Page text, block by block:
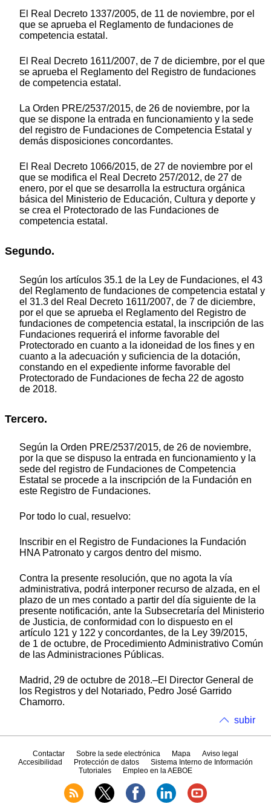
El Real Decreto 1337/2005, de 11 de noviembre, por el
que se aprueba el Reglamento de fundaciones de
competencia estatal.
El Real Decreto 1611/2007, de 7 de diciembre, por el que
se aprueba el Reglamento del Registro de fundaciones
de competencia estatal.
La Orden PRE/2537/2015, de 26 de noviembre, por la
que se dispone la entrada en funcionamiento y la sede
del registro de Fundaciones de Competencia Estatal y
demás disposiciones concordantes.
El Real Decreto 1066/2015, de 27 de noviembre por el
que se modifica el Real Decreto 257/2012, de 27 de
enero, por el que se desarrolla la estructura orgánica
básica del Ministerio de Educación, Cultura y deporte y
se crea el Protectorado de las Fundaciones de
competencia estatal.
Segundo.
Según los artículos 35.1 de la Ley de Fundaciones, el 43
del Reglamento de fundaciones de competencia estatal y
el 31.3 del Real Decreto 1611/2007, de 7 de diciembre,
por el que se aprueba el Reglamento del Registro de
fundaciones de competencia estatal, la inscripción de las
Fundaciones requerirá el informe favorable del
Protectorado en cuanto a la idoneidad de los fines y en
cuanto a la adecuación y suficiencia de la dotación,
constando en el expediente informe favorable del
Protectorado de Fundaciones de fecha 22 de agosto
de 2018.
Tercero.
Según la Orden PRE/2537/2015, de 26 de noviembre,
por la que se dispuso la entrada en funcionamiento y la
sede del registro de Fundaciones de Competencia
Estatal se procede a la inscripción de la Fundación en
este Registro de Fundaciones.
Por todo lo cual, resuelvo:
Inscribir en el Registro de Fundaciones la Fundación
HNA Patronato y cargos dentro del mismo.
Contra la presente resolución, que no agota la vía
administrativa, podrá interponer recurso de alzada, en el
plazo de un mes contado a partir del día siguiente de la
presente notificación, ante la Subsecretaría del Ministerio
de Justicia, de conformidad con lo dispuesto en el
artículo 121 y 122 y concordantes, de la Ley 39/2015,
de 1 de octubre, de Procedimiento Administrativo Común
de las Administraciones Públicas.
Madrid, 29 de octubre de 2018.–El Director General de
los Registros y del Notariado, Pedro José Garrido
Chamorro.
subir
Contactar Sobre la sede electrónica Mapa
Aviso legal
Accesibilidad
Protección de datos
Sistema Interno de Información
Tutoriales
Empleo en la AEBOE